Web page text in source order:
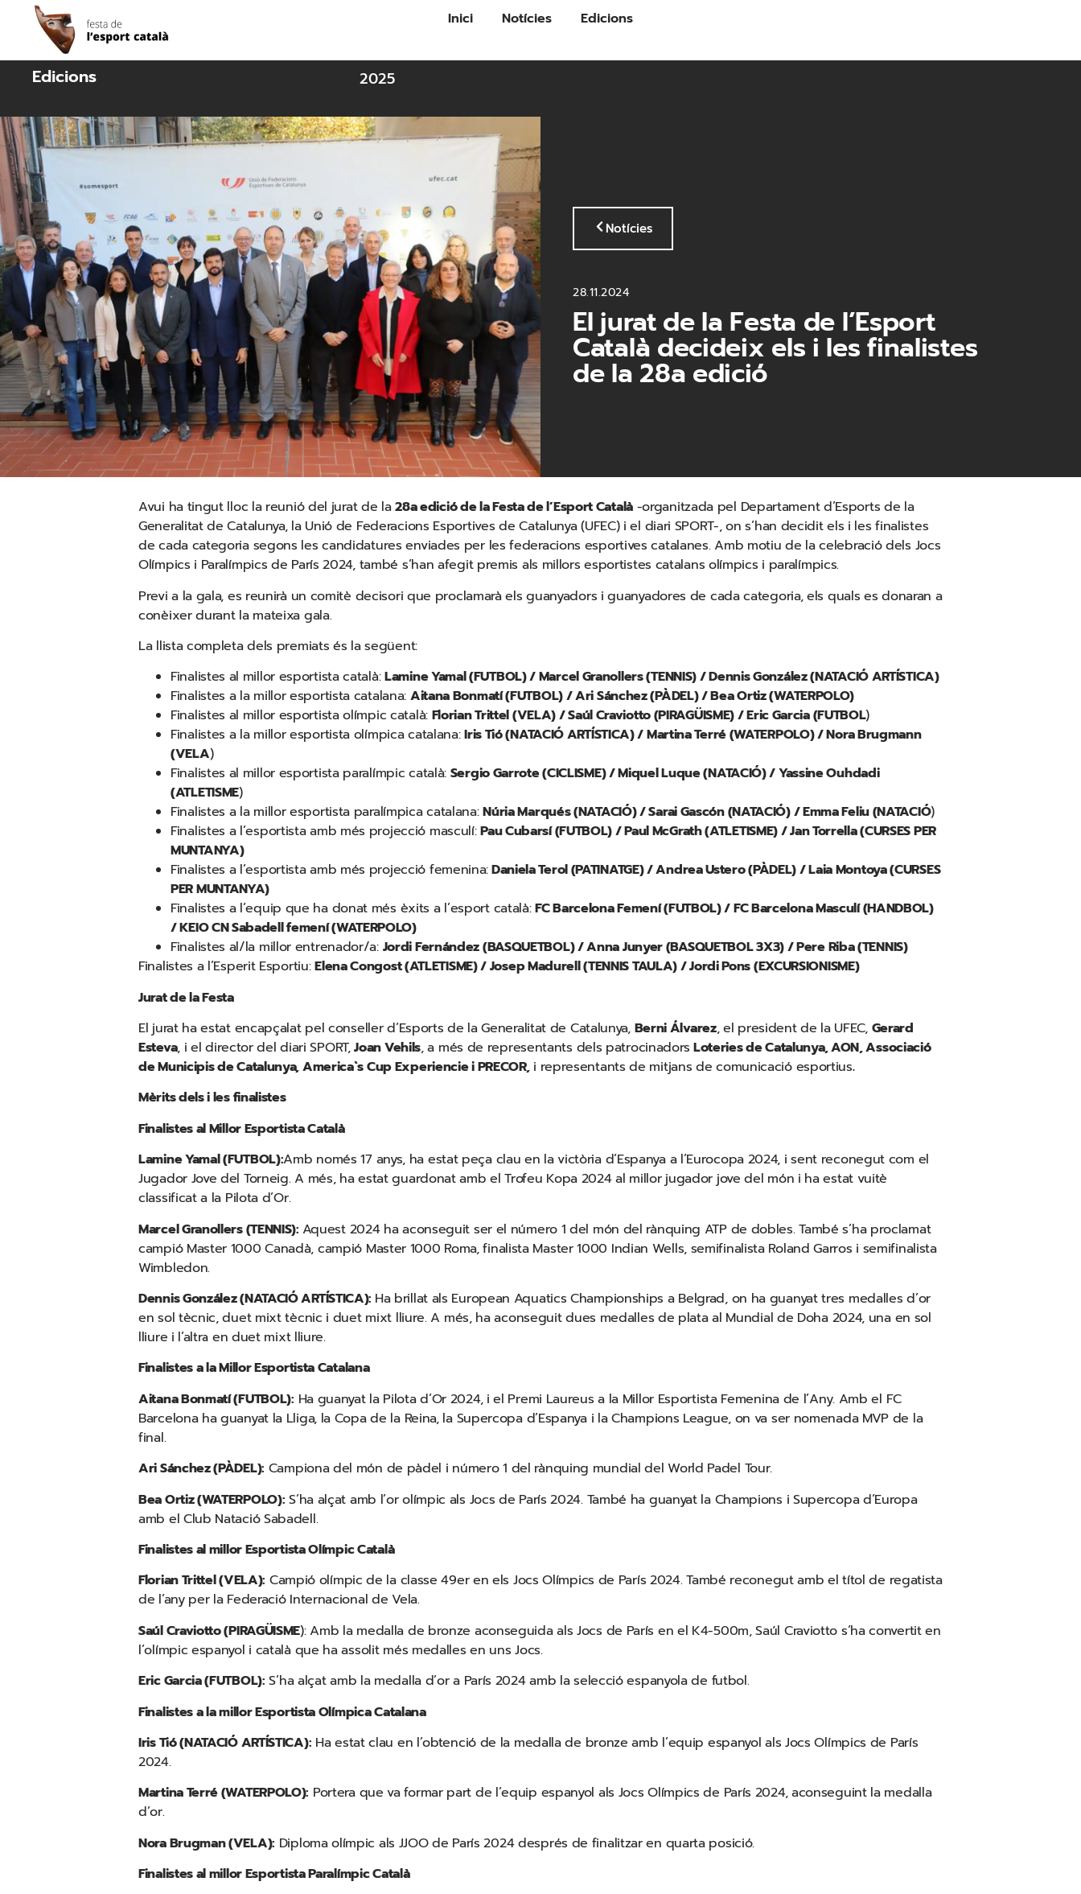
Inici Notícies Edicions
Edicions 2025
Notícies
28.11.2024
El jurat de la Festa de l’Esport
Català decideix els i les finalistes
de la 28a edició
Avui ha tingut lloc la reunió del jurat de la28a edició de la Festa de l’Esport Català-organitzada pel Departament d’Esports de la
Generalitat de Catalunya, la Unió de Federacions Esportives de Catalunya (UFEC) i el diari SPORT-, on s’han decidit els i les finalistes
de cada categoria segons les candidatures enviades per les federacions esportives catalanes. Amb motiu de la celebració dels Jocs
Olímpics i Paralímpics de París 2024, també s’han afegit premis als millors esportistes catalans olímpics i paralímpics.
Previ a la gala, es reunirà un comitè decisori que proclamarà els guanyadors i guanyadores de cada categoria, els quals es donaran a
conèixer durant la mateixa gala.
La llista completa dels premiats és la següent:
Finalistes al millor esportista català:Lamine Yamal (FUTBOL) / Marcel Granollers (TENNIS) / Dennis González (NATACIÓ ARTÍSTICA)
Finalistes a la millor esportista catalana: Aitana Bonmatí (FUTBOL) / Ari Sánchez (PÀDEL) / Bea Ortiz (WATERPOLO)
Finalistes al millor esportista olímpic català: Florian Trittel (VELA) / Saúl Craviotto (PIRAGÜISME) / Eric Garcia (FUTBOL)
Finalistes a la millor esportista olímpica catalana:Iris Tió (NATACIÓ ARTÍSTICA) / Martina Terré (WATERPOLO) / Nora Brugmann
(VELA)
Finalistes al millor esportista paralímpic català: Sergio Garrote (CICLISME) / Miquel Luque (NATACIÓ) / Yassine Ouhdadi
(ATLETISME)
Finalistes a la millor esportista paralímpica catalana:Núria Marqués (NATACIÓ) / Sarai Gascón (NATACIÓ) / Emma Feliu (NATACIÓ)
Finalistes a l’esportista amb més projecció masculí:Pau Cubarsí (FUTBOL) / Paul McGrath (ATLETISME) / Jan Torrella (CURSES PER
MUNTANYA)
Finalistes a l’esportista amb més projecció femenina:Daniela Terol (PATINATGE) / Andrea Ustero (PÀDEL) / Laia Montoya (CURSES
PER MUNTANYA)
Finalistes a l’equip que ha donat més èxits a l’esport català:FC Barcelona Femení (FUTBOL) / FC Barcelona Masculí (HANDBOL)
/ KEIO CN Sabadell femení (WATERPOLO)
Finalistes al/la millor entrenador/a: Jordi Fernández (BASQUETBOL) / Anna Junyer (BASQUETBOL 3X3) / Pere Riba (TENNIS)
Finalistes a l’Esperit Esportiu:Elena Congost (ATLETISME) / Josep Madurell (TENNIS TAULA) / Jordi Pons (EXCURSIONISME)
Jurat de la Festa
El jurat ha estat encapçalat pel conseller d’Esports de la Generalitat de Catalunya, Berni Álvarez, el president de la UFEC, Gerard
Esteva, i el director del diari SPORT,Joan Vehils, a més de representants dels patrocinadors Loteries de Catalunya, AON, Associació
de Municipis de Catalunya, America`s Cup Experiencie i PRECOR,i representants de mitjans de comunicació esportius.
Mèrits dels i les finalistes
Finalistes al Millor Esportista Català
Lamine Yamal (FUTBOL):Amb només 17 anys, ha estat peça clau en la victòria d’Espanya a l’Eurocopa 2024, i sent reconegut com el
Jugador Jove del Torneig. A més, ha estat guardonat amb el Trofeu Kopa 2024 al millor jugador jove del món i ha estat vuitè
classificat a la Pilota d’Or.
Marcel Granollers (TENNIS): Aquest 2024 ha aconseguit ser el número 1 del món del rànquing ATP de dobles. També s’ha proclamat
campió Master 1000 Canadà, campió Master 1000 Roma, finalista Master 1000 Indian Wells, semifinalista Roland Garros i semifinalista
Wimbledon.
Dennis González (NATACIÓ ARTÍSTICA): Ha brillat als European Aquatics Championships a Belgrad, on ha guanyat tres medalles d’or
en sol tècnic, duet mixt tècnic i duet mixt lliure. A més, ha aconseguit dues medalles de plata al Mundial de Doha 2024, una en sol
lliure i l’altra en duet mixt lliure.
Finalistes a la Millor Esportista Catalana
Aitana Bonmatí (FUTBOL): Ha guanyat la Pilota d’Or 2024, i el Premi Laureus a la Millor Esportista Femenina de l’Any. Amb el FC
Barcelona ha guanyat la Lliga, la Copa de la Reina, la Supercopa d’Espanya i la Champions League, on va ser nomenada MVP de la
final.
Ari Sánchez (PÀDEL): Campiona del món de pàdel i número 1 del rànquing mundial del World Padel Tour.
Bea Ortiz (WATERPOLO): S’ha alçat amb l’or olímpic als Jocs de París 2024. També ha guanyat la Champions i Supercopa d’Europa
amb el Club Natació Sabadell.
Finalistes al millor Esportista Olímpic Català
Florian Trittel (VELA): Campió olímpic de la classe 49er en els Jocs Olímpics de París 2024. També reconegut amb el títol de regatista
de l’any per la Federació Internacional de Vela.
Saúl Craviotto (PIRAGÜISME): Amb la medalla de bronze aconseguida als Jocs de París en el K4-500m, Saúl Craviotto s’ha convertit en
l’olímpic espanyol i català que ha assolit més medalles en uns Jocs.
Eric Garcia (FUTBOL): S’ha alçat amb la medalla d’or a París 2024 amb la selecció espanyola de futbol.
Finalistes a la millor Esportista Olímpica Catalana
Iris Tió (NATACIÓ ARTÍSTICA): Ha estat clau en l’obtenció de la medalla de bronze amb l’equip espanyol als Jocs Olímpics de París
2024.
Martina Terré (WATERPOLO): Portera que va formar part de l’equip espanyol als Jocs Olímpics de París 2024, aconseguint la medalla
d’or.
Nora Brugman (VELA): Diploma olímpic als JJOO de París 2024 després de finalitzar en quarta posició.
Finalistes al millor Esportista Paralímpic Català